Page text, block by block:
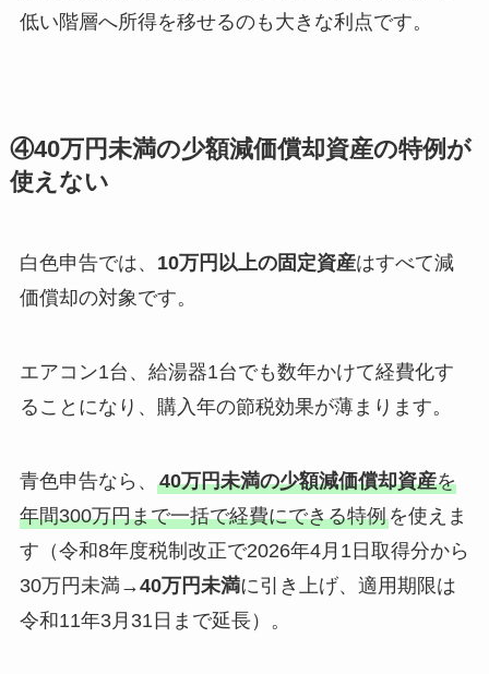
低い階層へ所得を移せるのも大きな利点です。
④40万円未満の少額減価償却資産の特例が
使えない
白色申告では、 10万円以上の固定資産はすべて減
価償却の対象です。
エアコン1台、給湯器1台でも数年かけて経費化す
ることになり、購入年の節税効果が薄まります。
青色申告なら、 40万円未満の少額減価償却資産を
年間300万円まで一括で経費にできる特例を使えま
す（令和8年度税制改正で2026年4月1日取得分から
30万円未満→40万円未満に引き上げ、適用期限は
令和11年3月31日まで延長）。